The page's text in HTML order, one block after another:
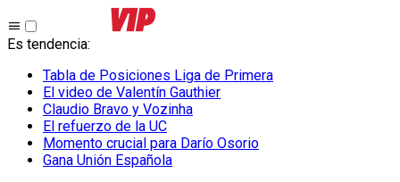
Es tendencia:
Tabla de Posiciones Liga de Primera
El video de Valentín Gauthier
Claudio Bravo y Vozinha
El refuerzo de la UC
Momento crucial para Darío Osorio
Gana Unión Española